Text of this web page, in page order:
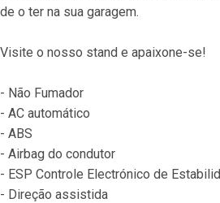
de o ter na sua garagem.
Visite o nosso stand e apaixone-se!
- Não Fumador
- AC automático
- ABS
- Airbag do condutor
- ESP Controle Electrónico de
- Direção assistida